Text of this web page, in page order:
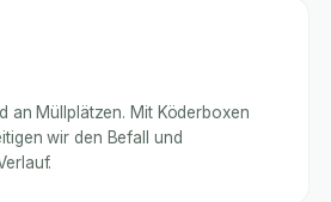
an Müllplätzen. Mit Köderboxen
wir den Befall und